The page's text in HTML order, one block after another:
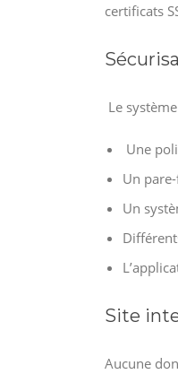
certificats
Le
Une
Un
Un
Site
Aucune